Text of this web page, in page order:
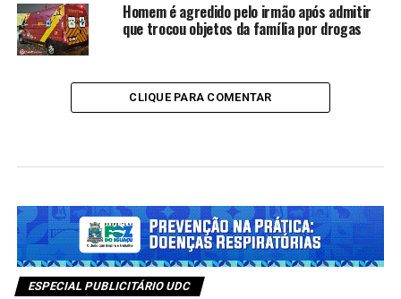
Homem é agredido pelo irmão após admitir
que trocou objetos da família por drogas
CLIQUE PARA COMENTAR
ESPECIAL PUBLICITÁRIO UDC